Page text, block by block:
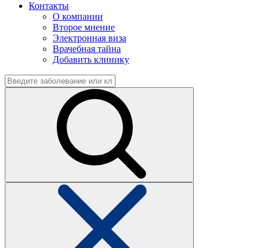
Контакты
О компании
Второе мнение
Электронная виза
Врачебная тайна
Добавить клинику